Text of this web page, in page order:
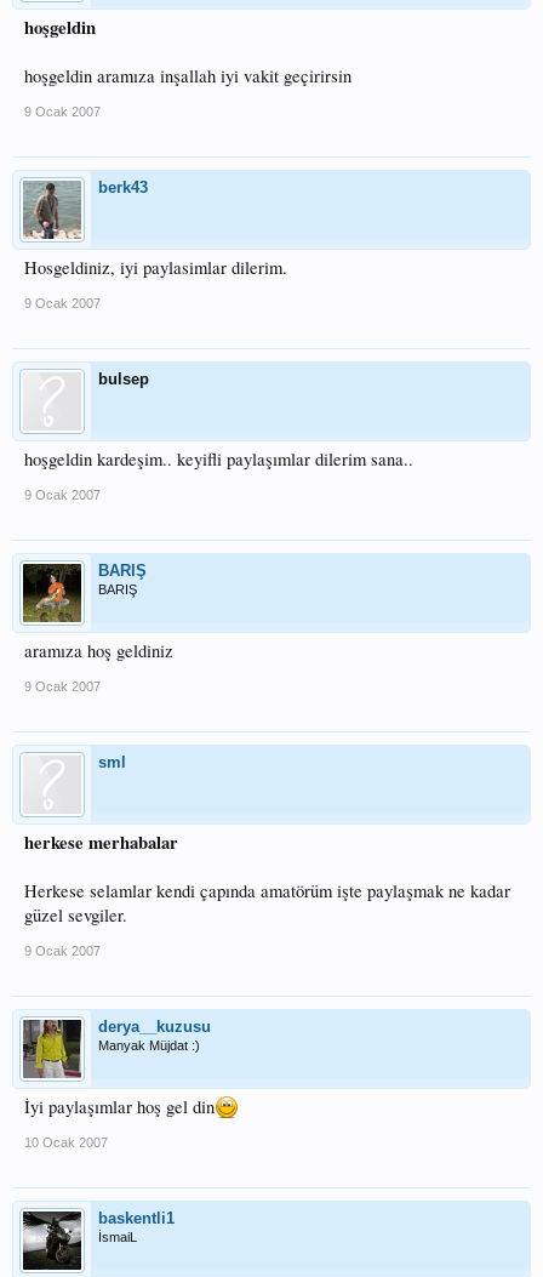
hoşgeldin
hoşgeldin aramıza inşallah iyi vakit geçirirsin
9 Ocak 2007
berk43
Hosgeldiniz, iyi paylasimlar dilerim.
9 Ocak 2007
bulsep
hoşgeldin kardeşim.. keyifli paylaşımlar dilerim sana..
9 Ocak 2007
BARIŞ
BARIŞ
aramıza hoş geldiniz
9 Ocak 2007
sml
herkese merhabalar
Herkese selamlar kendi çapında amatörüm işte paylaşmak ne kadar
güzel sevgiler.
9 Ocak 2007
derya__kuzusu
Manyak Müjdat :)
İyi paylaşımlar hoş gel din
10 Ocak 2007
baskentli1
İsmaiL